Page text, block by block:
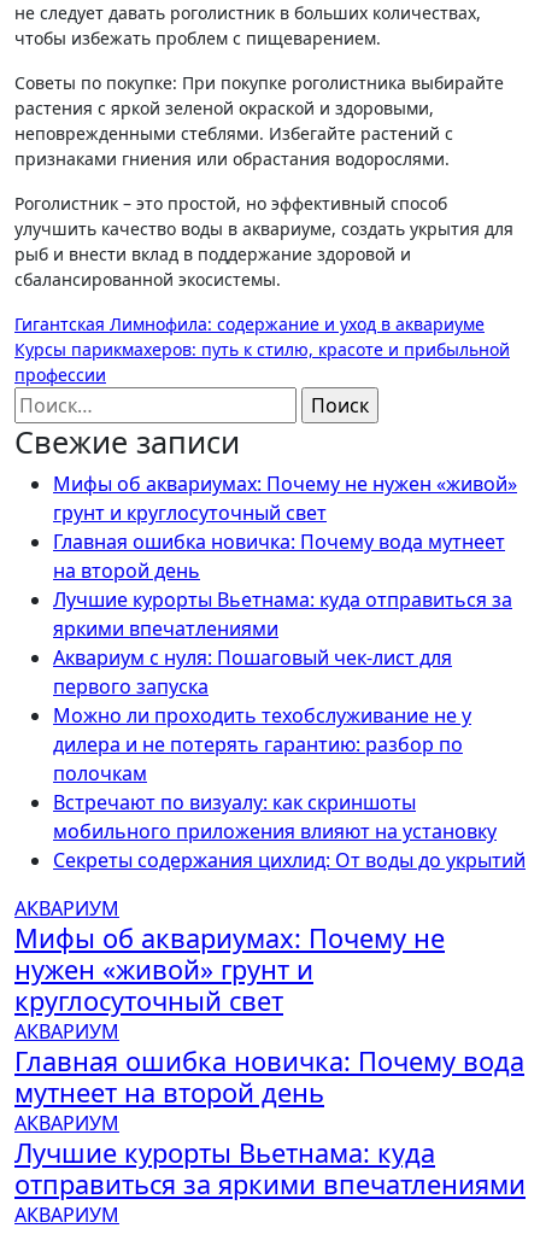
не следует давать роголистник в больших количествах,
чтобы избежать проблем с пищеварением.
Советы по покупке: При покупке роголистника выбирайте
растения с яркой зеленой окраской и здоровыми,
неповрежденными стеблями. Избегайте растений с
признаками гниения или обрастания водорослями.
Роголистник – это простой, но эффективный способ
улучшить качество воды в аквариуме, создать укрытия для
рыб и внести вклад в поддержание здоровой и
сбалансированной экосистемы.
Навигация
по
записям
Гигантская Лимнофила: содержание и уход в аквариуме
Курсы парикмахеров: путь к стилю, красоте и прибыльной
профессии
Найти:
Свежие записи
Мифы об аквариумах: Почему не нужен «живой»
грунт и круглосуточный свет
Главная ошибка новичка: Почему вода мутнеет
на второй день
Лучшие курорты Вьетнама: куда отправиться за
яркими впечатлениями
Аквариум с нуля: Пошаговый чек-лист для
первого запуска
Можно ли проходить техобслуживание не у
дилера и не потерять гарантию: разбор по
полочкам
Встречают по визуалу: как скриншоты
мобильного приложения влияют на установку
Секреты содержания цихлид: От воды до укрытий
АКВАРИУМ
Мифы об аквариумах: Почему не
нужен «живой» грунт и
круглосуточный свет
АКВАРИУМ
Главная ошибка новичка: Почему вода
мутнеет на второй день
АКВАРИУМ
Лучшие курорты Вьетнама: куда
отправиться за яркими впечатлениями
АКВАРИУМ